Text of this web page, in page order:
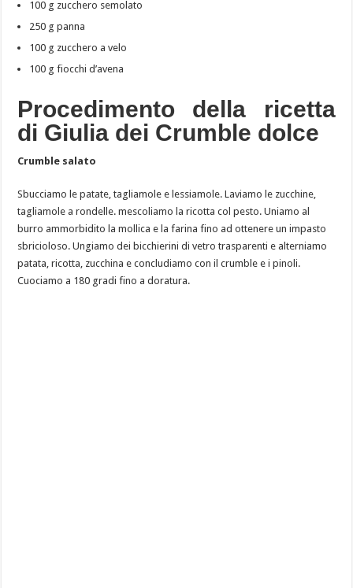
100 g zucchero semolato
250 g panna
100 g zucchero a velo
100 g fiocchi d’avena
Procedimento della ricetta
di Giulia dei Crumble dolce
Crumble salato
Sbucciamo le patate, tagliamole e lessiamole. Laviamo le zucchine,
tagliamole a rondelle. mescoliamo la ricotta col pesto. Uniamo al
burro ammorbidito la mollica e la farina fino ad ottenere un impasto
sbricioloso. Ungiamo dei bicchierini di vetro trasparenti e alterniamo
patata, ricotta, zucchina e concludiamo con il crumble e i pinoli.
Cuociamo a 180 gradi fino a doratura.